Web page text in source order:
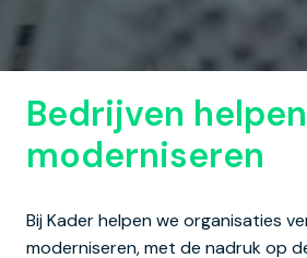
Bedrijven
moderniseren
Bij Kader helpen we organisaties
moderniseren, met de nadruk op